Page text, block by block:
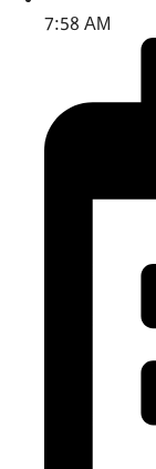
7:58 AM